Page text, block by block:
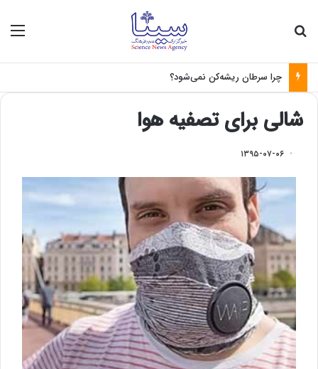
چرا سرطان ریشه‌کن نمی‌شود؟
شالی برای تصفیه هوا
۱۳۹۵-۰۷-۰۶